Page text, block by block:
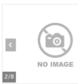
2/8
‹